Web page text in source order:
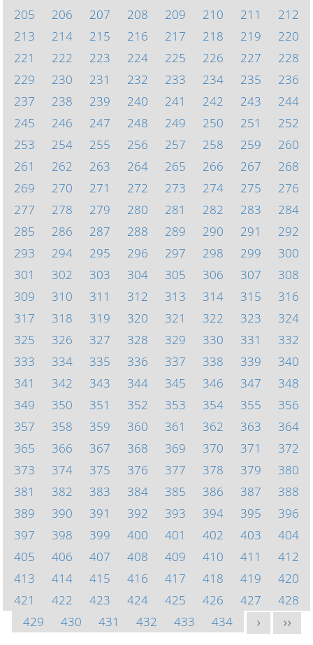
205
206 207 208 209 210 211
212
213
214 215 216 217 218 219
220
221
222 223 224 225 226 227
228
229
230 231 232 233 234 235
236
237
238 239 240 241 242 243
244
245
246 247 248 249 250 251
252
253
254 255 256 257 258 259
260
261
262 263 264 265 266 267
268
269
270 271 272 273 274 275
276
277
278 279 280 281 282 283
284
285
286 287 288 289 290 291
292
293
294 295 296 297 298 299
300
301
302 303 304 305 306 307
308
309
310 311 312 313 314 315
316
317
318 319 320 321 322 323
324
325
326 327 328 329 330 331
332
333
334 335 336 337 338 339
340
341
342 343 344 345 346 347
348
349
350 351 352 353 354 355
356
357
358 359 360 361 362 363
364
365
366 367 368 369 370 371
372
373
374 375 376 377 378 379
380
381
382 383 384 385 386 387
388
389
390 391 392 393 394 395
396
397
398 399 400 401 402 403
404
405
406 407 408 409 410 411
412
413
414 415 416 417 418 419
420
421
422 423 424 425 426 427
428
429
430 431 432 433 434 > >>